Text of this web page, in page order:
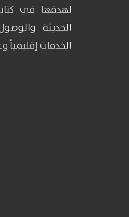
لهدفها في
الحديثة
الخدمات إقليمياً